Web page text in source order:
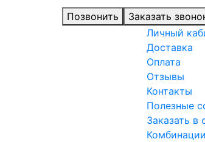
Позвонить
Заказать
Личный
Доставка
Оплата
Отзывы
Контакты
Полезные
Заказать в